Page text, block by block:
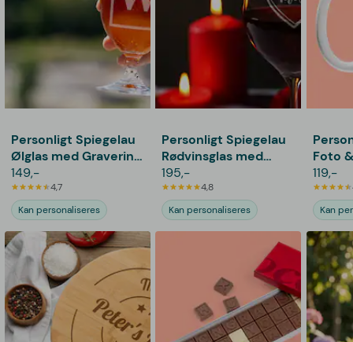
Personligt Spiegelau
Ølglas med Gravering
- Bogstav & Navn
149,-
4,7
Kan personaliseres
Personligt Spiegelau
Rødvinsglas med
Gravering - Hjerte
195,-
4,8
Kan personaliseres
Foto
119,-
Kan